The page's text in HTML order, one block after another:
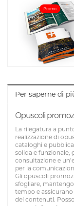
Promo
Per saperne di
Opuscoli
La rilegatura a
realizzazione di
cataloghi e
solida e funzionale,
consultazione e
per la
Gli opuscoli
sfogliare,
tempo e
dei contenuti.